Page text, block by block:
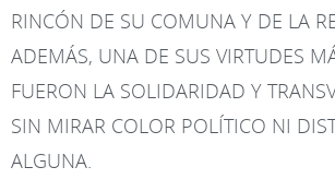
RINCÓN DE SU COMUNA Y DE LA
ADEMÁS, UNA DE SUS VIRTUDES
FUERON LA SOLIDARIDAD Y
SIN MIRAR COLOR POLÍTICO NI
ALGUNA.